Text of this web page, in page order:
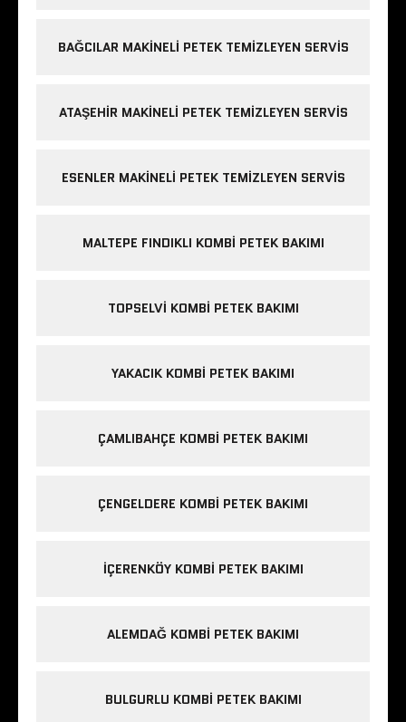
BAĞCILAR MAKINELI PETEK TEMIZLEYEN SERVIS
ATAŞEHIR MAKINELI PETEK TEMIZLEYEN SERVIS
ESENLER MAKINELI PETEK TEMIZLEYEN SERVIS
MALTEPE FINDIKLI KOMBI PETEK BAKIMI
TOPSELVI KOMBI PETEK BAKIMI
YAKACIK KOMBI PETEK BAKIMI
ÇAMLIBAHÇE KOMBI PETEK BAKIMI
ÇENGELDERE KOMBI PETEK BAKIMI
IÇERENKÖY KOMBI PETEK BAKIMI
ALEMDAĞ KOMBI PETEK BAKIMI
BULGURLU KOMBI PETEK BAKIMI